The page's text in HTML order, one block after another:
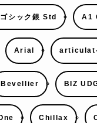
シック銀 Std A1
Arial
Bevellier BIZ
Chillax